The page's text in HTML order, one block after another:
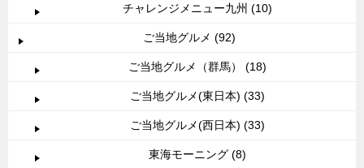
チャレンジメニュー九州 (10)
ご当地グルメ (92)
ご当地グルメ（群馬） (18)
ご当地グルメ(東日本) (33)
ご当地グルメ(西日本) (33)
東海モーニング (8)